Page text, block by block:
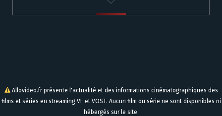
Allovideo.fr présente l'actualité et des informations cinématographiques des
films et séries en streaming VF et VOST. Aucun film ou série ne sont disponibles ni
hébergés sur le site.